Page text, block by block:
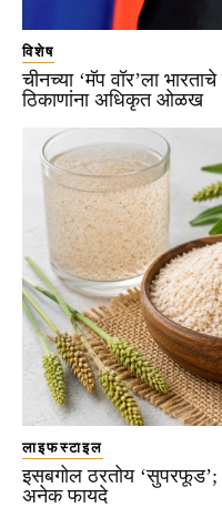
विशेष
चीनच्या ‘मॅप वॉर’ला
ठिकाणांना अधिकृत ओळख
लाइफस्टाइल
इसबगोल ठरतोय ‘सुपरफूड’;
अनेक फायदे